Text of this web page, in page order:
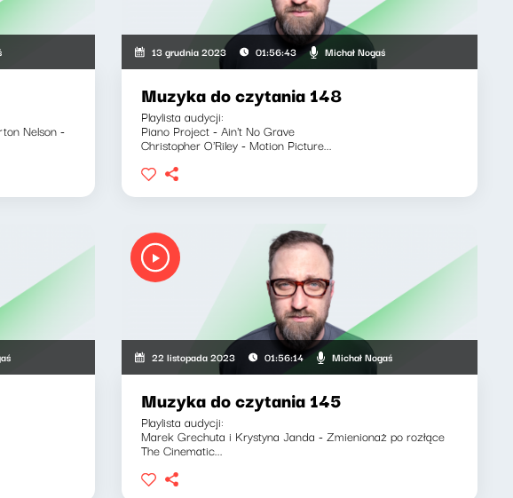
Nelson -
13 grudnia 2023 01:56:43 Michał Nogaś
Muzyka do czytania 148
Playlista audycji:
Piano Project - Ain't No Grave
Christopher O'Riley - Motion Picture...
22 listopada 2023 01:56:14 Michał Nogaś
Muzyka do czytania 145
Playlista audycji:
Marek Grechuta i Krystyna Janda - Zmienionaż po rozłące
The Cinematic...